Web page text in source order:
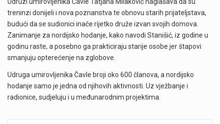
treninzi donijeli i nova poznanstva te obnovu starih prijateljstava,
budući da se sudionici inače rijetko druže izvan svojih domova.
Zanimanje za nordijsko hodanje, kako navodi Stanišić, iz godine u
godinu raste, a posebno ga prakticiraju starije osobe jer štapovi
smanjuju opterećenje na zglobove.
Udruga umirovljenika Čavle broji oko 600 članova, a nordijsko
hodanje samo je jedna od njihovih aktivnosti. Uz vježbanje i
radionice, sudjeluju i u međunarodnim projektima.